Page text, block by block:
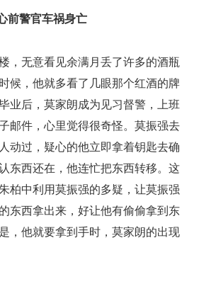
前警官车祸身亡
，无意看见余满月丢了许多的酒瓶
候，他就多看了几眼那个红酒的牌
业后，莫家朗成为见习督警，上班
邮件，心里觉得很奇怪。莫振强去
动过，疑心的他立即拿着钥匙去确
东西还在，他连忙把东西转移。这
柏中利用莫振强的多疑，让莫振强
东西拿出来，好让他有偷偷拿到东
，他就要拿到手时，莫家朗的出现